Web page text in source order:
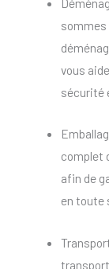
vous
sécurité
complet
afin de
en toute